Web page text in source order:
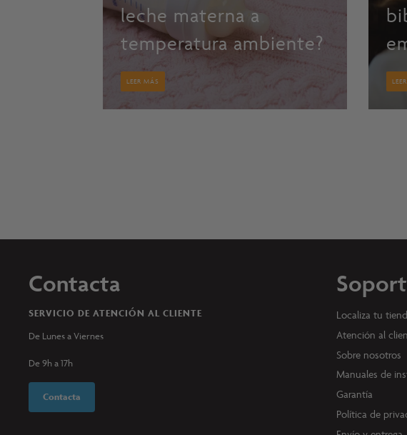
leche materna a
temperatura ambiente?
LEER MÁS
Contacta
SERVICIO DE ATENCIÓN AL CLIENTE
De Lunes a Viernes
De 9h a 17h
Contacta
Localiza tu
Atención al
Sobre nosotros
Manuales de
Garantía
Política de